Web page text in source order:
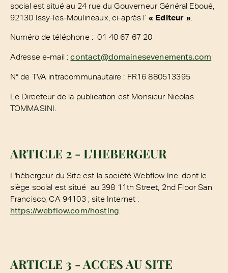
social est situé au 24 rue du Gouverneur Général Eboué,
92130 Issy-les-Moulineaux, ci-après l’ « Editeur »
Numéro de téléphone : 01 40 67 67 20
Adresse e-mail :contact@domainesevenements.com
N° de TVA intracommunautaire : FR16 880513395
Le Directeur de la publication est Monsieur Nicolas
TOMMASINI.
ARTICLE 2 - L'HEBERGEUR
L'hébergeur du Site est la société Webflow Inc. dont le
siège social est situé au 398 11th Street, 2nd Floor San
Francisco, CA 94103 ; site Internet :
https://webflow.com/hosting
ARTICLE 3 - ACCES AU SITE